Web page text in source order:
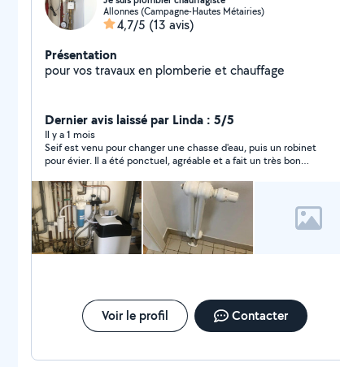
Allonnes (Campagne-Hautes Métairies)
4,7/5 (13 avis)
Présentation
pour vos travaux en plomberie et chauffage
Dernier avis laissé par Linda : 5/5
Il y a 1 mois
Seif est venu pour changer une chasse d'eau, puis un robinet
pour évier. Il a été ponctuel, agréable et a fait un très bon
recommande vivement.
Voir le profil Contacter